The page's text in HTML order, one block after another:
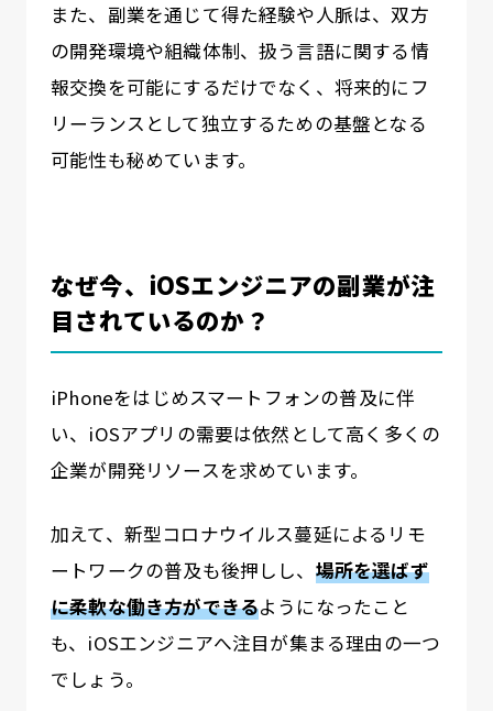
また、副業を通じて得た経験や人脈は、双方
の開発環境や組織体制、扱う言語に関する情
報交換を可能にするだけでなく、将来的にフ
リーランスとして独立するための基盤となる
可能性も秘めています。
なぜ今、iOSエンジニアの副業が注
目されているのか？
iPhoneをはじめスマートフォンの普及に伴
い、iOSアプリの需要は依然として高く多くの
企業が開発リソースを求めています。
加えて、新型コロナウイルス蔓延によるリモ
ートワークの普及も後押しし、 場所を選ばず
に柔軟な働き方ができるようになったこと
も、iOSエンジニアへ注目が集まる理由の一つ
でしょう。